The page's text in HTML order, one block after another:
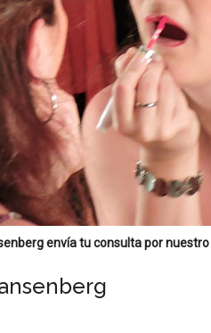
envía tu consulta por nuestro